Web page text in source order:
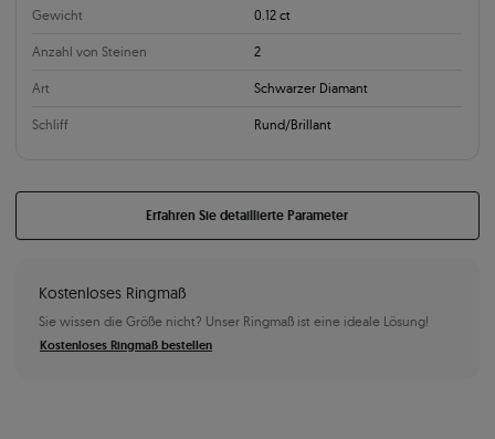
Gewicht 0.12 ct
Anzahl von Steinen 2
Art Schwarzer Diamant
Schliff Rund/Brillant
Erfahren Sie detaillierte Parameter
Kostenloses Ringmaß
Sie wissen die Größe nicht? Unser Ringmaß ist eine ideale Lösung!
Kostenloses Ringmaß bestellen